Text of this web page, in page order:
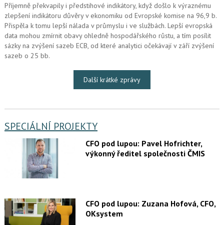
Příjemně překvapily i předstihové indikátory, když došlo k výraznému
zlepšení indikátoru důvěry v ekonomiku od Evropské komise na 96,9 b.
Přispěla k tomu lepší nálada v průmyslu i ve službách. Lepší evropská
data mohou zmírnit obavy ohledně hospodářského růstu, a tím posílit
sázky na zvýšení sazeb ECB, od které analytici očekávají v září zvýšení
sazeb o 25 bb.
Další krátké zprávy
SPECIÁLNÍ PROJEKTY
CFO pod lupou: Pavel Hofrichter,
výkonný ředitel společnosti ČMIS
CFO pod lupou: Zuzana Hofová, CFO,
OKsystem